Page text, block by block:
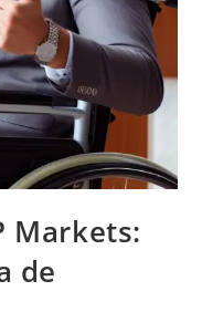
Markets:
de